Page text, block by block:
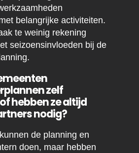
belangrijke activiteiten.
te weinig rekening
seizoensinvloeden bij de
zelf
hebben ze altijd
nodig?
de planning en
doen, maar hebben